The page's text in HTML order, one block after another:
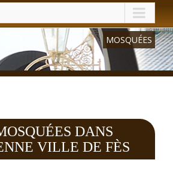
MOSQUÉES
DANS
VILLE DE FÈS